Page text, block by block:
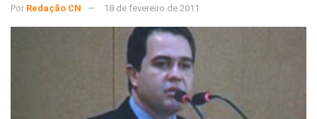
Por Redação CN 18 de fevereiro de 2011